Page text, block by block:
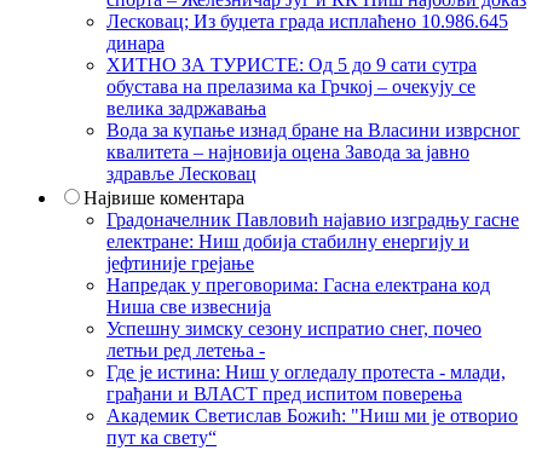
Лесковац; Из буџета града исплаћено 10.986.645
динара
ХИТНО ЗА ТУРИСТЕ: Од 5 до 9 сати сутра
обустава на прелазима ка Грчкој – очекују се
велика задржавања
Вода за купање изнад бране на Власини изврсног
квалитета – најновија оцена Завода за јавно
здравље Лесковац
Највише коментара
Градоначелник Павловић најавио изградњу гасне
електране: Ниш добија стабилну енергију и
јефтиније грејање
Напредак у преговорима: Гасна електрана код
Ниша све извеснија
Успешну зимску сезону испратио снег, почео
летњи ред летења -
Где је истина: Ниш у огледалу протеста - млади,
грађани и ВЛАСТ пред испитом поверења
Академик Светислав Божић: "Ниш ми је отворио
пут ка свету“